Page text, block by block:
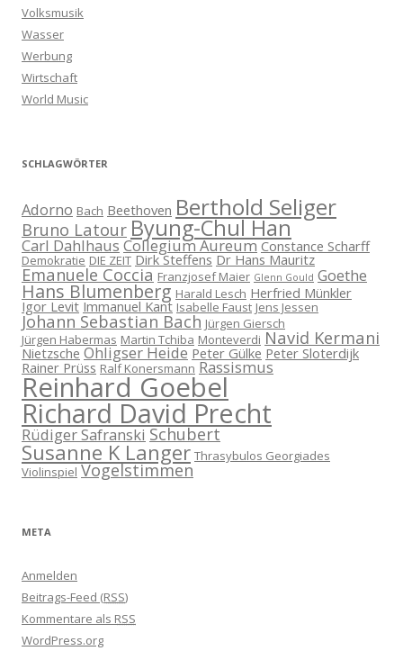
Volksmusik
Wasser
Werbung
Wirtschaft
World Music
SCHLAGWÖRTER
Adorno Bach Beethoven Berthold Seliger
Bruno Latour Byung-Chul Han
Carl Dahlhaus Collegium Aureum Constance Scharff
Demokratie DIE ZEIT Dirk Steffens Dr Hans Mauritz
Emanuele Coccia Franzjosef Maier Glenn Gould Goethe
Hans Blumenberg Harald Lesch Herfried Münkler
Igor Levit Immanuel Kant Isabelle Faust Jens Jessen
Johann Sebastian Bach Jürgen Giersch
Jürgen Habermas Martin Tchiba Monteverdi Navid Kermani
Nietzsche Ohligser Heide Peter Gülke Peter Sloterdijk
Rainer Prüss Ralf Konersmann Rassismus
Reinhard Goebel
Richard David Precht
Rüdiger Safranski Schubert
Susanne K Langer Thrasybulos Georgiades
Violinspiel Vogelstimmen
META
Anmelden
Beitrags-Feed (RSS)
Kommentare als RSS
WordPress.org